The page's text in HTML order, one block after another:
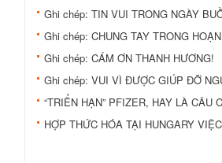
Ghi chép: TIN VUI TRONG NGÀY
Ghi chép: CHUNG TAY TRONG
Ghi chép: CÁM ƠN THANH HƯƠNG!
Ghi chép: VUI VÌ ĐƯỢC GIÚP ĐỠ
“TRIỂN HẠN” PFIZER, HAY LÀ CÂU
HỢP THỨC HÓA TẠI HUNGARY